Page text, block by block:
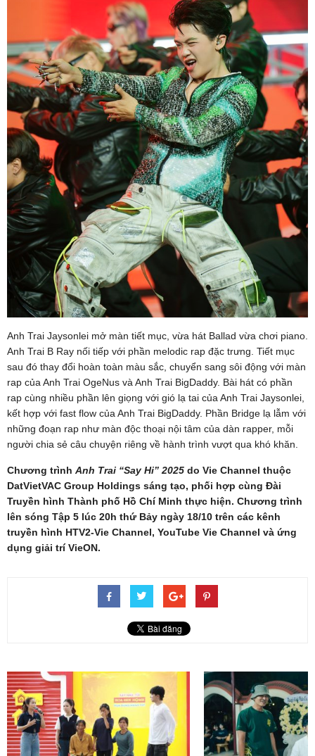
Anh Trai Jaysonlei mở màn tiết mục, vừa hát Ballad vừa chơi piano.
Anh Trai B Ray nối tiếp với phần melodic rap đặc trưng. Tiết mục
sau đó thay đổi hoàn toàn màu sắc, chuyển sang sôi động với màn
rap của Anh Trai OgeNus và Anh Trai BigDaddy. Bài hát có phần
rap cùng nhiều phần lên giọng với gió lạ tai của Anh Trai Jaysonlei,
kết hợp với fast flow của Anh Trai BigDaddy. Phần Bridge lạ lẫm với
những đoạn rap như màn độc thoại nội tâm của dàn rapper, mỗi
người chia sẻ câu chuyện riêng về hành trình vượt qua khó khăn.
Chương trình Anh Trai “Say Hi” 2025 do Vie Channel thuộc
DatVietVAC Group Holdings sáng tạo, phối hợp cùng Đài
Truyền hình Thành phố Hồ Chí Minh thực hiện. Chương trình
lên sóng Tập 5 lúc 20h thứ Bảy ngày 18/10 trên các kênh
truyền hình HTV2-Vie Channel, YouTube Vie Channel và ứng
dụng giải trí VieON.